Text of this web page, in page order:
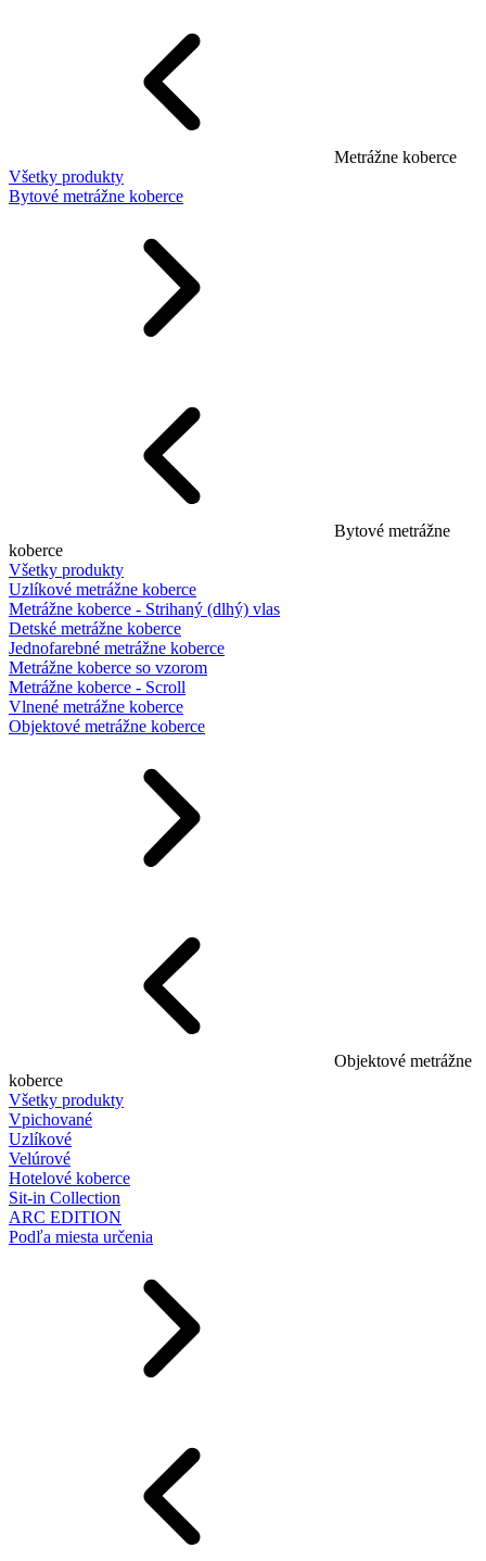
Metrážne koberce
Všetky produkty
Bytové metrážne koberce
Bytové metrážne
koberce
Všetky produkty
Uzlíkové metrážne koberce
Metrážne koberce - Strihaný (dlhý) vlas
Detské metrážne koberce
Jednofarebné metrážne koberce
Metrážne koberce so vzorom
Metrážne koberce - Scroll
Vlnené metrážne koberce
Objektové metrážne koberce
Objektové metrážne
koberce
Všetky produkty
Vpichované
Uzlíkové
Velúrové
Hotelové koberce
Sit-in Collection
ARC EDITION
Podľa miesta určenia